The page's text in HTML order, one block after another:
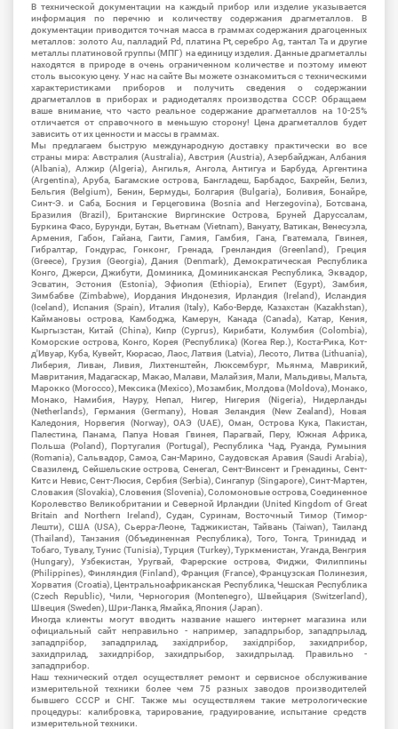
В технической документации на каждый прибор или изделие указывается
информация по перечню и количеству содержания драгметаллов. В
документации приводится точная масса в граммах содержания драгоценных
металлов: золото Au, палладий Pd, платина Pt, серебро Ag, тантал Ta и другие
металлы платиновой группы (МПГ) на единицу изделия. Данные драгметаллы
находятся в природе в очень ограниченном количестве и поэтому имеют
столь высокую цену. У нас на сайте Вы можете ознакомиться с техническими
характеристиками приборов и получить сведения о содержании
драгметаллов в приборах и радиодеталях производства СССР. Обращаем
ваше внимание, что часто реальное содержание драгметаллов на 10-25%
отличается от справочного в меньшую сторону! Цена драгметаллов будет
зависить от их ценности и массы в граммах.
Мы предлагаем быструю международную доставку практически во все
страны мира: Австралия (Australia), Австрия (Austria), Азербайджан, Албания
(Albania), Алжир (Algeria), Ангилья, Ангола, Антигуа и Барбуда, Аргентина
(Argentina), Аруба, Багамские острова, Бангладеш, Барбадос, Бахрейн, Белиз,
Бельгия (Belgium), Бенин, Бермуды, Болгария (Bulgaria), Боливия, Бонайре,
Синт-Э. и Саба, Босния и Герцеговина (Bosnia and Herzegovina), Ботсвана,
Бразилия (Brazil), Британские Виргинские Острова, Бруней Даруссалам,
Буркина Фасо, Бурунди, Бутан, Вьетнам (Vietnam), Вануату, Ватикан, Венесуэла,
Армения, Габон, Гайана, Гаити, Гамия, Гамбия, Гана, Гватемала, Гвинея,
Гибралтар, Гондурас, Гонконг, Гренада, Гренландия (Greenland), Греция
(Greece), Грузия (Georgia), Дания (Denmark), Демократическая Республика
Конго, Джерси, Джибути, Доминика, Доминиканская Республика, Эквадор,
Эсватин, Эстония (Estonia), Эфиопия (Ethiopia), Египет (Egypt), Замбия,
Зимбабве (Zimbabwe), Иордания Индонезия, Ирландия (Ireland), Исландия
(Iceland), Испания (Spain), Италия (Italy), Кабо-Верде, Казахстан (Kazakhstan),
Каймановы острова, Камбоджа, Камерун, Канада (Canada), Катар, Кения,
Кыргызстан, Китай (China), Кипр (Cyprus), Кирибати, Колумбия (Colombia),
Коморские острова, Конго, Корея (Республика) (Korea Rep.), Коста-Рика, Кот-
д'Ивуар, Куба, Кувейт, Кюрасао, Лаос, Латвия (Latvia), Лесото, Литва (Lithuania),
Либерия, Ливан, Ливия, Лихтенштейн, Люксембург, Мьянма, Маврикий,
Мавритания, Мадагаскар, Макао, Малави, Малайзия, Мали, Мальдивы, Мальта,
Марокко (Morocco), Мексика (Mexico), Мозамбик, Молдова (Moldova), Монако,
Монако, Намибия, Науру, Непал, Нигер, Нигерия (Nigeria), Нидерланды
(Netherlands), Германия (Germany), Новая Зеландия (New Zealand), Новая
Каледония, Норвегия (Norway), ОАЭ (UAE), Оман, Острова Кука, Пакистан,
Палестина, Панама, Папуа Новая Гвинея, Парагвай, Перу, Южная Африка,
Польша (Poland), Португалия (Portugal), Республика Чад, Руанда, Румыния
(Romania), Сальвадор, Самоа, Сан-Марино, Саудовская Аравия (Saudi Arabia),
Свазиленд, Сейшельские острова, Сенегал, Сент-Винсент и Гренадины, Сент-
Китс и Невис, Сент-Люсия, Сербия (Serbia), Сингапур (Singapore), Синт-Мартен,
Словакия (Slovakia), Словения (Slovenia), Соломоновые острова, Соединенное
Королевство Великобритании и Северной Ирландии (United Kingdom of Great
Britain and Northern Ireland), Судан, Суринам, Восточный Тимор (Тимор-
Лешти), США (USA), Сьерра-Леоне, Таджикистан, Тайвань (Taiwan), Таиланд
(Thailand), Танзания (Объединенная Республика), Того, Тонга, Тринидад и
Тобаго, Тувалу, Тунис (Tunisia), Турция (Turkey), Туркменистан, Уганда, Венгрия
(Hungary), Узбекистан, Уругвай, Фарерские острова, Фиджи, Филиппины
(Philippines), Финляндия (Finland), Франция (France), Французская Полинезия,
Хорватия (Croatia), Центральноафриканская Республика, Чешская Республика
(Czech Republic), Чили, Черногория (Montenegro), Швейцария (Switzerland),
Швеция (Sweden), Шри-Ланка, Ямайка, Япония (Japan).
Иногда клиенты могут вводить название нашего интернет магазина или
официальный сайт неправильно - например, западпрыбор, западпрылад,
западпрібор, западприлад, західприбор, західпрібор, захидприбор,
захидприлад, захидпрібор, захидпрыбор, захидпрылад. Правильно -
западприбор.
Наш технический отдел осуществляет ремонт и сервисное обслуживание
измерительной техники более чем 75 разных заводов производителей
бывшего СССР и СНГ. Также мы осуществляем такие метрологические
процедуры: калибровка, тарирование, градуирование, испытание средств
измерительной техники.